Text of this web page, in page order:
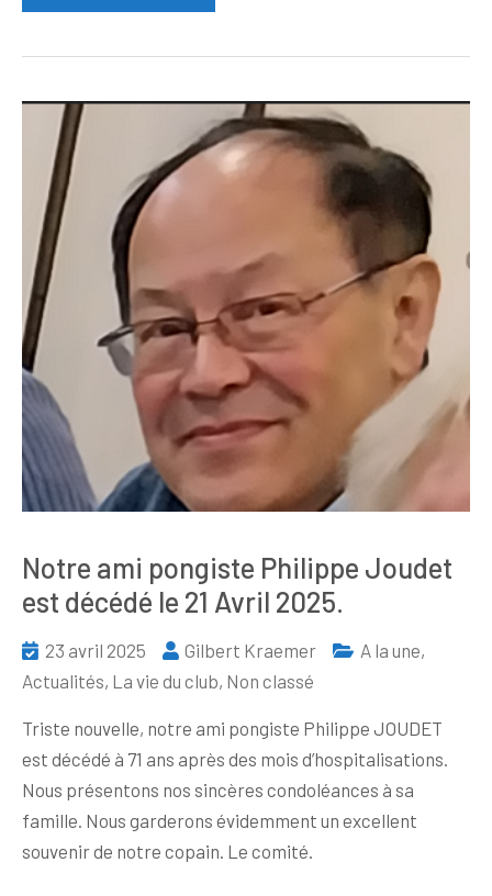
Notre ami pongiste Philippe Joudet
est décédé le 21 Avril 2025.
23 avril 2025 Gilbert Kraemer A la une,
Actualités, La vie du club, Non classé
Triste nouvelle, notre ami pongiste Philippe JOUDET
est décédé à 71 ans après des mois d’hospitalisations.
Nous présentons nos sincères condoléances à sa
famille. Nous garderons évidemment un excellent
souvenir de notre copain. Le comité.